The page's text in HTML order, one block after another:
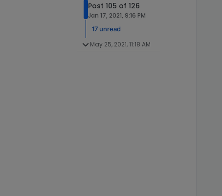
Post 105 of 126
Jan 17, 2021, 9:16 PM
17 unread
May 25, 2021, 11:18 AM